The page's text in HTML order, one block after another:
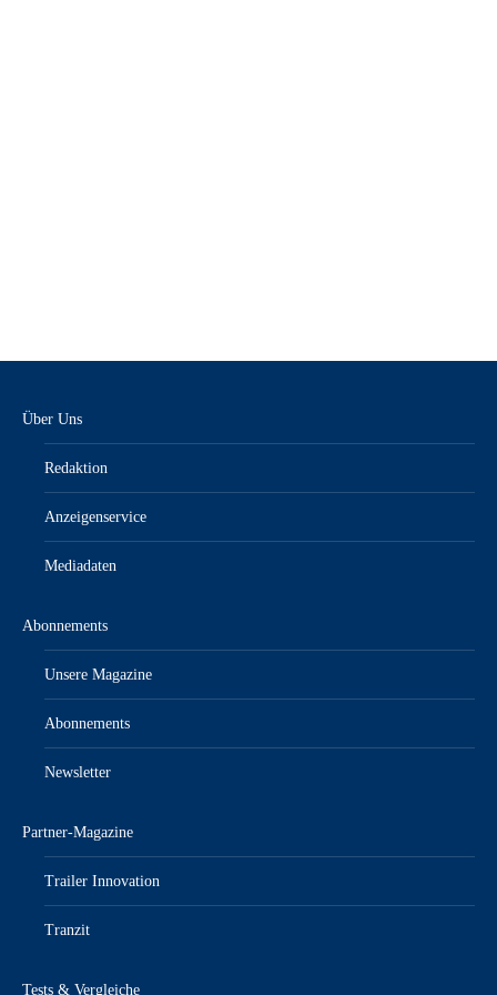
Über Uns
Redaktion
Anzeigenservice
Mediadaten
Abonnements
Unsere Magazine
Abonnements
Newsletter
Partner-Magazine
Trailer Innovation
Tranzit
Tests & Vergleiche